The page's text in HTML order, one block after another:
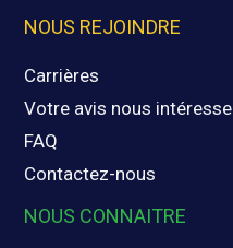
NOUS REJOINDRE
Carrières
Votre avis nous intéresse
FAQ
Contactez-nous
NOUS CONNAITRE